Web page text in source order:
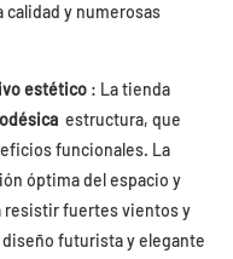
calidad y numerosas
estético : La tienda
estructura, que
funcionales. La
óptima del espacio y
resistir fuertes vientos y
futurista y elegante